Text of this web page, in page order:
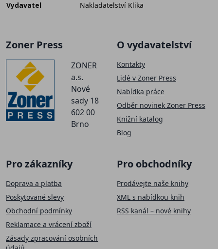
Vydavatel
Nakladatelství Klika
Zoner Press
ZONER
a.s.
Nové
sady 18
602 00
Brno
O vydavatelství
Kontakty
Lidé v Zoner Press
Nabídka práce
Odběr novinek Zoner Press
Knižní katalog
Blog
Pro zákazníky
Doprava a platba
Poskytované slevy
Obchodní podmínky
Reklamace a vrácení zboží
Zásady zpracování osobních
Pro obchodníky
Prodávejte naše knihy
XML s nabídkou knih
RSS kanál – nové knihy